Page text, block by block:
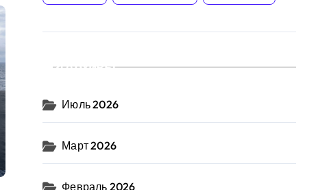
Архивы
Июль 2026
Март 2026
Февраль 2026